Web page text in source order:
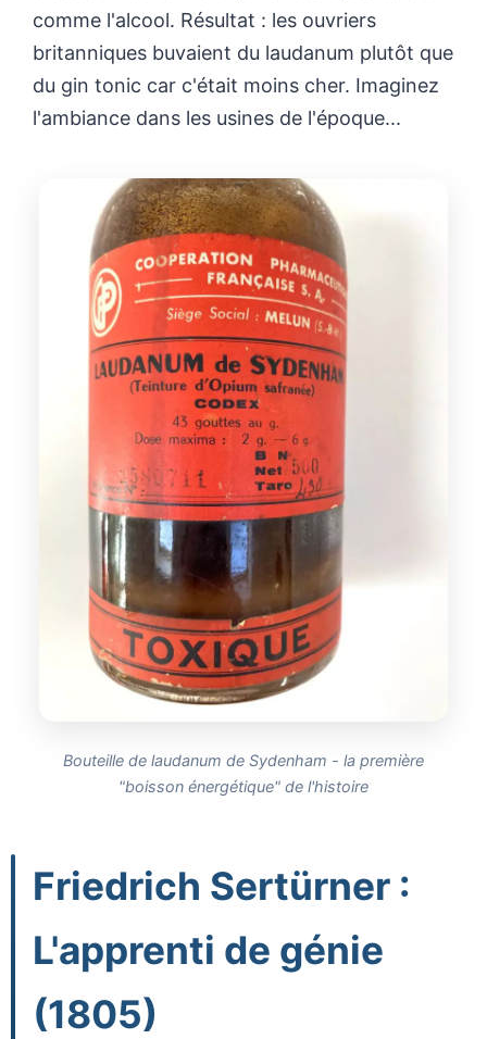
comme l'alcool. Résultat : les ouvriers
britanniques buvaient du laudanum plutôt que
du gin tonic car c'était moins cher. Imaginez
l'ambiance dans les usines de l'époque...
Bouteille de laudanum de Sydenham - la première
"boisson énergétique" de l'histoire
Friedrich Sertürner :
L'apprenti de génie
(1805)